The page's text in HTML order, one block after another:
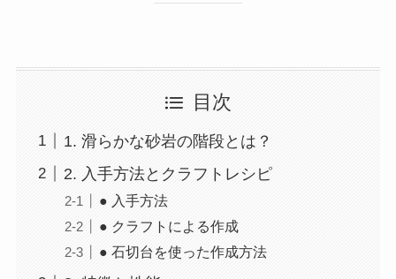
目次
1. 滑らかな砂岩の階段とは？
2. 入手方法とクラフトレシピ
● 入手方法
● クラフトによる作成
● 石切台を使った作成方法